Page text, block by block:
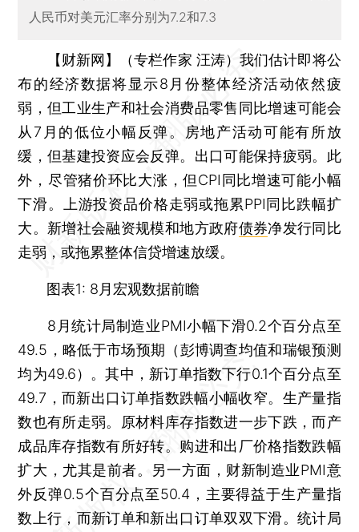
人民币对美元汇率分别为7.2和7.3
【财新网】（专栏作家 汪涛）我们估计即将公
布的经济数据将显示8月份整体经济活动依然疲
弱，但工业生产和社会消费品零售同比增速可能会
从7月的低位小幅反弹。房地产活动可能有所放
缓，但基建投资应会反弹。出口可能保持疲弱。此
外，尽管猪价环比大涨，但CPI同比增速可能小幅
下滑。上游投资品价格走弱或拖累PPI同比跌幅扩
大。新增社会融资规模和地方政府债券净发行同比
走弱，或拖累整体信贷增速放缓。
图表1: 8月宏观数据前瞻
8月统计局制造业PMI小幅下滑0.2个百分点至
49.5，略低于市场预期（彭博调查均值和瑞银预测
均为49.6）。其中，新订单指数下行0.1个百分点至
49.7，而新出口订单指数跌幅小幅收窄。生产量指
数也有所走弱。原材料库存指数进一步下跌，而产
成品库存指数有所好转。购进和出厂价格指数跌幅
扩大，尤其是前者。另一方面，财新制造业PMI意
外反弹0.5个百分点至50.4，主要得益于生产量指
数上行，而新订单和新出口订单双双下滑。统计局